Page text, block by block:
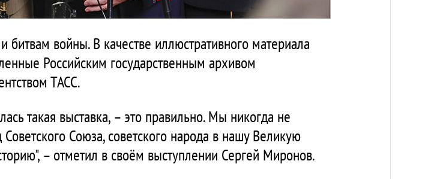
войны. В качестве иллюстративного материала
Российским государственным архивом
ТАСС.
такая выставка, – это правильно. Мы никогда не
Союза, советского народа в нашу Великую
– отметил в своём выступлении Сергей Миронов.